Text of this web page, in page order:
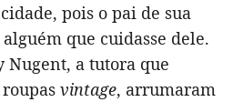
pois o pai de sua
que cuidasse dele.
Nugent, a tutora que
vintage, arrumaram